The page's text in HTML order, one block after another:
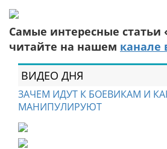
Самые интересные статьи
читайте на нашем канале
ВИДЕО ДНЯ
ЗАЧЕМ ИДУТ К БОЕВИКАМ И
МАНИПУЛИРУЮТ